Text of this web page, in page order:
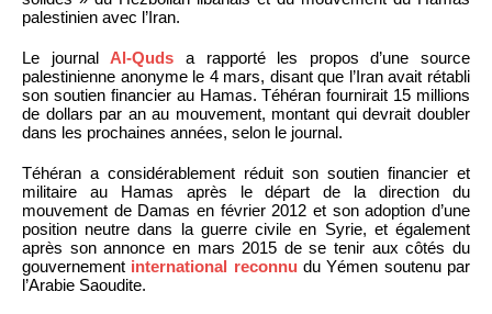
palestinien avec l’Iran.
Le journal Al-Quds a rapporté les propos d’une source
palestinienne anonyme le 4 mars, disant que l’Iran avait rétabli
son soutien financier au Hamas. Téhéran fournirait 15 millions
de dollars par an au mouvement, montant qui devrait doubler
dans les prochaines années, selon le journal.
Téhéran a considérablement réduit son soutien financier et
militaire au Hamas après le départ de la direction du
mouvement de Damas en février 2012 et son adoption d’une
position neutre dans la guerre civile en Syrie, et également
après son annonce en mars 2015 de se tenir aux côtés du
gouvernement international reconnu du Yémen soutenu par
l’Arabie Saoudite.